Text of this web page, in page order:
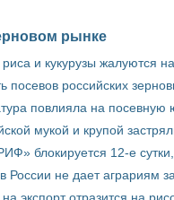
рынке
и кукурузы жалуются
посевов российских
повлияла на
мукой и крупой
блокируется 12-е
России не дает аграриям